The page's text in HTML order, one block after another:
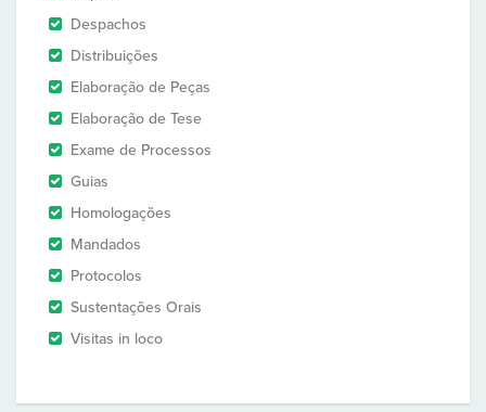
Despachos
Distribuições
Elaboração de Peças
Elaboração de Tese
Exame de Processos
Guias
Homologações
Mandados
Protocolos
Sustentações Orais
Visitas in loco